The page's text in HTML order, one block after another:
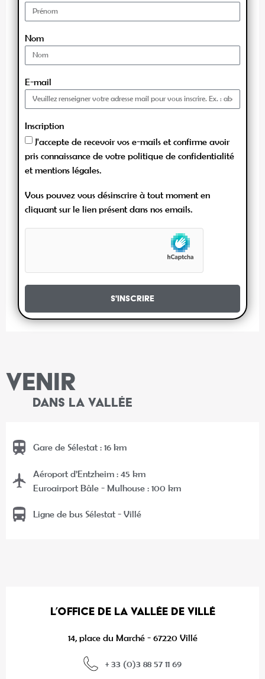
Nom
E-mail
Inscription
J'accepte de recevoir vos e-mails et confirme avoir
pris connaissance de votre politique de confidentialité
et mentions légales.
Vous pouvez vous désinscrire à tout moment en
cliquant sur le lien présent dans nos emails.
S'inscrire
VENIR
DANS LA VALLÉE
Gare de Sélestat : 16 km
Aéroport d’Entzheim : 45 km
Euroairport Bâle - Mulhouse : 100 km
Ligne de bus Sélestat - Villé
L’OFFICE DE LA VALLÉE DE VILLÉ
14, place du Marché - 67220 Villé
+ 33 (0)3 88 57 11 69